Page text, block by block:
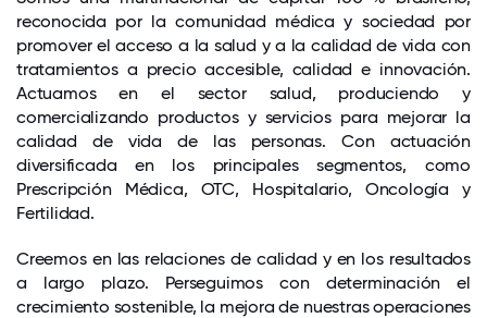
reconocida por la comunidad médica y sociedad por
promover el acceso a la salud y a la calidad de vida con
tratamientos a precio accesible, calidad e innovación.
Actuamos en el sector salud, produciendo y
comercializando productos y servicios para mejorar la
calidad de vida de las personas. Con actuación
diversificada en los principales segmentos, como
Prescripción Médica, OTC, Hospitalario, Oncología y
Fertilidad.
Creemos en las relaciones de calidad y en los resultados
a largo plazo. Perseguimos con determinación el
crecimiento sostenible, la mejora de nuestras operaciones